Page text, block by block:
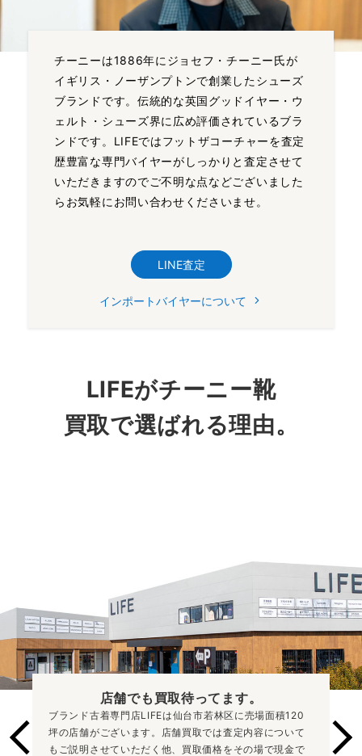
チーニーは1886年にジョセフ・チーニー氏が
イギリス・ノーザンプトンで創業したシューズ
ブランドです。伝統的な英国グッドイヤー・ウ
ェルト・シューズ界に広め評価されているブラ
ンドです。LIFEではフットザコーチャーを査定
歴豊富な専門バイヤーがしっかりと査定させて
いただきますのでご不明な点などございました
らお気軽にお問い合わせくださいませ。
LINE査定
インポートバイヤーについて
LIFEがチーニー靴
買取で選ばれる理由。
店舗でも買取待ってます。
ブランド古着専門店LIFEは仙台市若林区に売場面積120
坪の店舗がございます。店舗買取では査定内容について
もご説明させていただく他、買取価格をその場で現金で